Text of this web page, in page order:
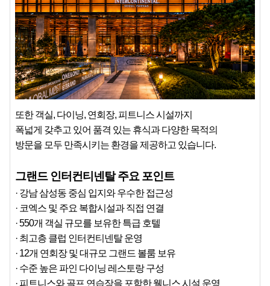
또한 객실, 다이닝, 연회장, 피트니스 시설까지
폭넓게 갖추고 있어 품격 있는 휴식과 다양한 목적의
방문을 모두 만족시키는 환경을 제공하고 있습니다.
그랜드 인터컨티넨탈 주요 포인트
· 강남 삼성동 중심 입지와 우수한 접근성
· 코엑스 및 주요 복합시설과 직접 연결
· 550개 객실 규모를 보유한 특급 호텔
· 최고층 클럽 인터컨티넨탈 운영
· 12개 연회장 및 대규모 그랜드 볼룸 보유
· 수준 높은 파인 다이닝 레스토랑 구성
· 피트니스와 골프 연습장을 포함한 웰니스 시설 운영